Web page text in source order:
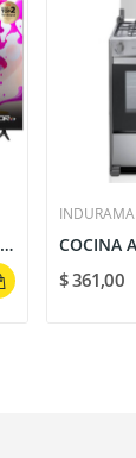
LED TCL 65" QLED - GOOGLE TV 65C645, IMAGEN...
INDURAMA
$ 361,00